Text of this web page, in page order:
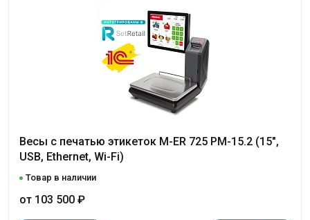
Весы с печатью этикеток M-ER 725 PM-15.2 (15",
USB, Ethernet, Wi-Fi)
Товар в наличии
от 103 500 ₽